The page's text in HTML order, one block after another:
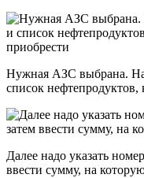
Нужная АЗС выбрана. На
список
Далее надо указать
ввести сумму, на